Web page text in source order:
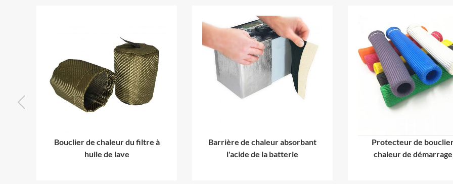
Bouclier de chaleur du filtre à
huile de lave
Barrière de chaleur absorbant
l'acide de la batterie
Protecteur de
chaleur de